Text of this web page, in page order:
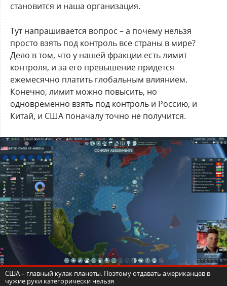
становится и наша организация.
Тут напрашивается вопрос – а почему нельзя
просто взять под контроль все страны в мире?
Дело в том, что у нашей фракции есть лимит
контроля, и за его превышение придется
ежемесячно платить глобальным влиянием.
Конечно, лимит можно повысить, но
одновременно взять под контроль и Россию, и
Китай, и США поначалу точно не получится.
США – главный кулак планеты. Поэтому отдавать американцев в
чужие руки категорически нельзя